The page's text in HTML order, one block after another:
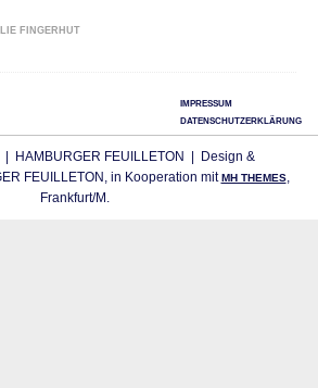
FINGERHUT
IMPRESSUM
DATENSCHUTZERKLÄRUNG
HAMBURGER FEUILLETON | Design &
FEUILLETON, in Kooperation mitMH THEMES,
Frankfurt/M.